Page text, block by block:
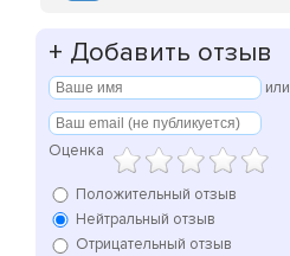
+ Добавить отзыв
или
Оценка
Положительный отзыв
Нейтральный отзыв
Отрицательный отзыв